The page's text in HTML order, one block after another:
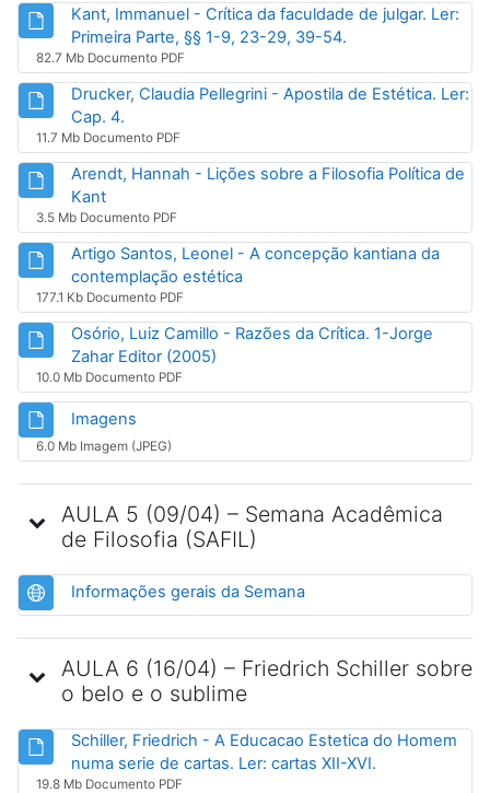
Kant, Immanuel - Crítica da faculdade de julgar. Ler:
Primeira Parte, §§ 1-9, 23-29, 39-54.
82.7 Mb Documento PDF
Drucker, Claudia Pellegrini - Apostila de Estética. Ler:
Cap. 4.
11.7 Mb Documento PDF
Arendt, Hannah - Lições sobre a Filosofia Política de
KantArquivo
3.5 Mb Documento PDF
Artigo Santos, Leonel - A concepção kantiana da
contemplação estéticaArquivo
177.1 Kb Documento PDF
Osório, Luiz Camillo - Razões da Crítica. 1-Jorge
Zahar Editor (2005)
10.0 Mb Documento PDF
Imagens
6.0 Mb Imagem (JPEG)
AULA 5 (09/04) – Semana Acadêmica
de Filosofia (SAFIL)
Informações gerais da SemanaURL
AULA 6 (16/04) – Friedrich Schiller sobre
o belo e o sublime
Schiller, Friedrich - A Educacao Estetica do Homem
numa serie de cartas. Ler: cartas XII-XVI.
19.8 Mb Documento PDF